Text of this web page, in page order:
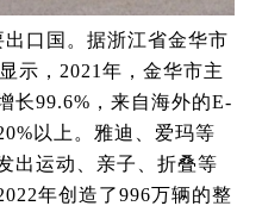
出口国。据浙江省金华市
示， 2021 年，金华市主
长99.6% ，来自海外的E-
以上。雅迪、爱玛等
出运动、亲子、折叠等
年创造了996万辆的整